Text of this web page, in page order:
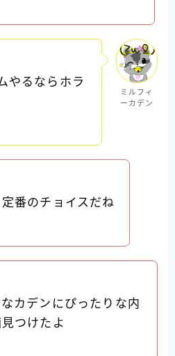
やるならホラ
ミルフィ
ーカデン
番のチョイスだね
カデンにぴったりな内
つけたよ